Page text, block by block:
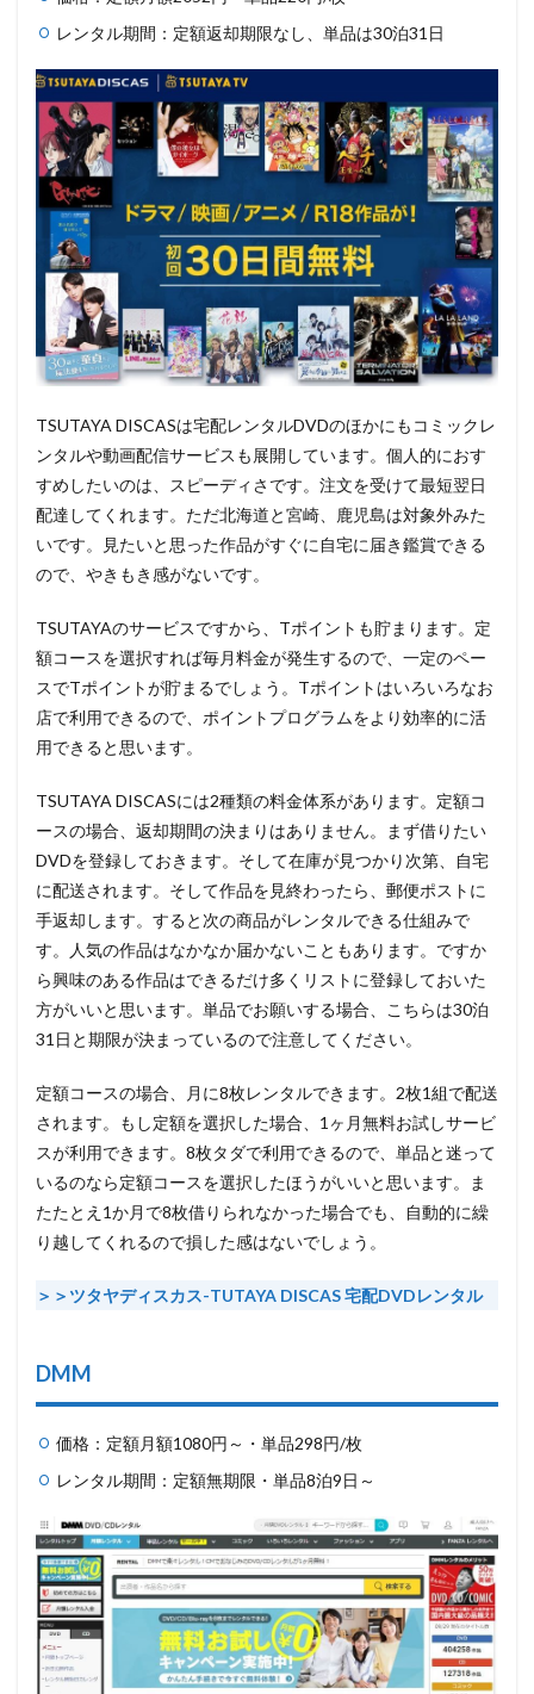
レンタル期間：定額返却期限なし、単品は30泊31日
TSUTAYA DISCASは宅配レンタルDVDのほかにもコミックレ
ンタルや動画配信サービスも展開しています。個人的におす
すめしたいのは、スピーディさです。注文を受けて最短翌日
配達してくれます。ただ北海道と宮崎、鹿児島は対象外みた
いです。見たいと思った作品がすぐに自宅に届き鑑賞できる
ので、やきもき感がないです。
TSUTAYAのサービスですから、Tポイントも貯まります。定
額コースを選択すれば毎月料金が発生するので、一定のペー
スでTポイントが貯まるでしょう。Tポイントはいろいろなお
店で利用できるので、ポイントプログラムをより効率的に活
用できると思います。
TSUTAYA DISCASには2種類の料金体系があります。定額コ
ースの場合、返却期間の決まりはありません。まず借りたい
DVDを登録しておきます。そして在庫が見つかり次第、自宅
に配送されます。そして作品を見終わったら、郵便ポストに
手返却します。すると次の商品がレンタルできる仕組みで
す。人気の作品はなかなか届かないこともあります。ですか
ら興味のある作品はできるだけ多くリストに登録しておいた
方がいいと思います。 単品でお願いする場合、こちらは30泊
31日と期限が決まっているので注意してください。
定額コースの場合、 月に8枚レンタルできます。2枚1組で配送
されます。もし定額を選択した場合、1ヶ月無料お試しサービ
スが利用できます。8枚タダで利用できるので、単品と迷って
いるのなら定額コースを選択したほうがいいと思います。ま
たたとえ1か月で8枚借りられなかった場合でも、自動的に繰
り越してくれるので損した感はないでしょう。
＞＞ツタヤディスカス-TUTAYA DISCAS 宅配DVDレンタル
DMM
価格：定額月額1080円～・単品298円/枚
レンタル期間：定額無期限・単品8泊9日～